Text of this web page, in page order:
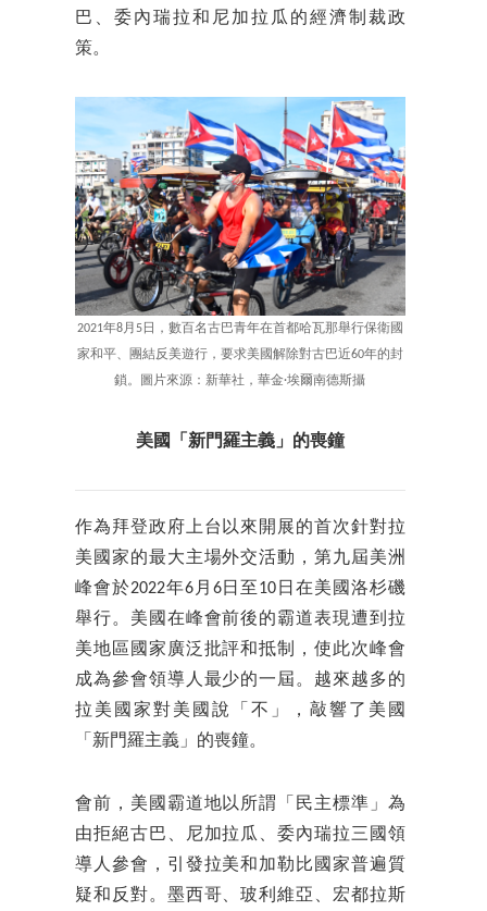
巴、委內瑞拉和尼加拉瓜的經濟制裁政
策。
2021年8月5日，數百名古巴青年在首都哈瓦那舉行保衛國
家和平、團結反美遊行，要求美國解除對古巴近60年的封
鎖。圖片來源：新華社，華金·埃爾南德斯攝
美國「新門羅主義」的喪鐘
作為拜登政府上台以來開展的首次針對拉
美國家的最大主場外交活動，第九屆美洲
峰會於2022年6月6日至10日在美國洛杉磯
舉行。美國在峰會前後的霸道表現遭到拉
美地區國家廣泛批評和抵制，使此次峰會
成為參會領導人最少的一屆。越來越多的
拉美國家對美國說「不」，敲響了美國
「新門羅主義」的喪鐘。
會前，美國霸道地以所謂「民主標準」為
由拒絕古巴、尼加拉瓜、委內瑞拉三國領
導人參會，引發拉美和加勒比國家普遍質
疑和反對。墨西哥、玻利維亞、宏都拉斯